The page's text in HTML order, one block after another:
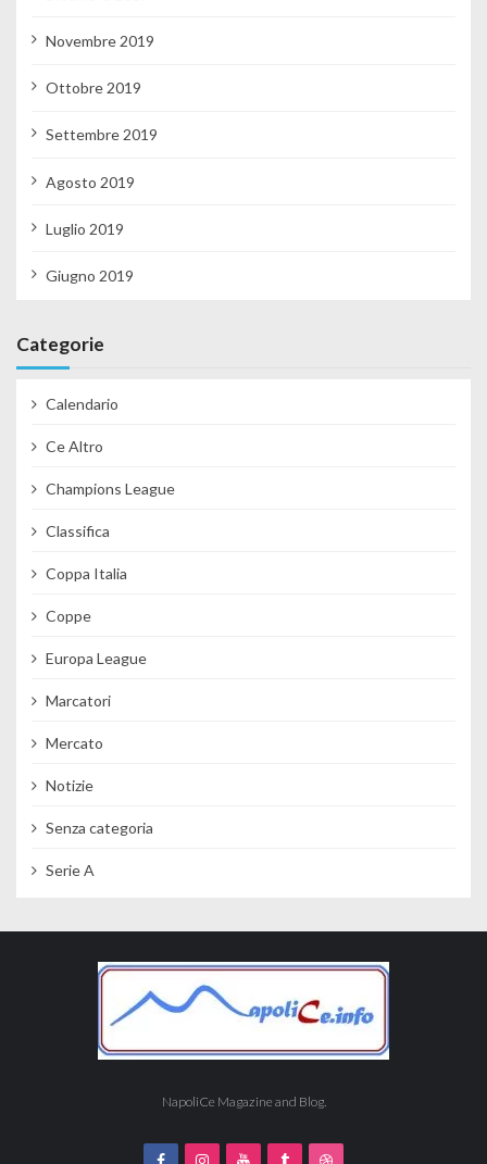
Novembre 2019
Ottobre 2019
Settembre 2019
Agosto 2019
Luglio 2019
Giugno 2019
Categorie
Calendario
Ce Altro
Champions League
Classifica
Coppa Italia
Coppe
Europa League
Marcatori
Mercato
Notizie
Senza categoria
Serie A
NapoliCe Magazine and Blog.